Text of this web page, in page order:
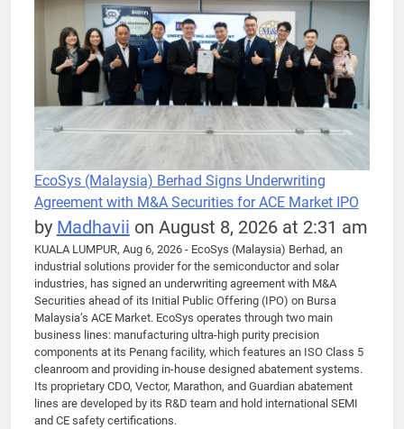
EcoSys (Malaysia) Berhad Signs Underwriting
Agreement with M&A Securities for ACE Market IPO
by Madhavii on August 8, 2026 at 2:31 am
KUALA LUMPUR, Aug 6, 2026 - EcoSys (Malaysia) Berhad, an
industrial solutions provider for the semiconductor and solar
industries, has signed an underwriting agreement with M&A
Securities ahead of its Initial Public Offering (IPO) on Bursa
Malaysia’s ACE Market. EcoSys operates through two main
business lines: manufacturing ultra-high purity precision
components at its Penang facility, which features an ISO Class 5
cleanroom and providing in-house designed abatement systems.
Its proprietary CDO, Vector, Marathon, and Guardian abatement
lines are developed by its R&D team and hold international SEMI
and CE safety certifications.